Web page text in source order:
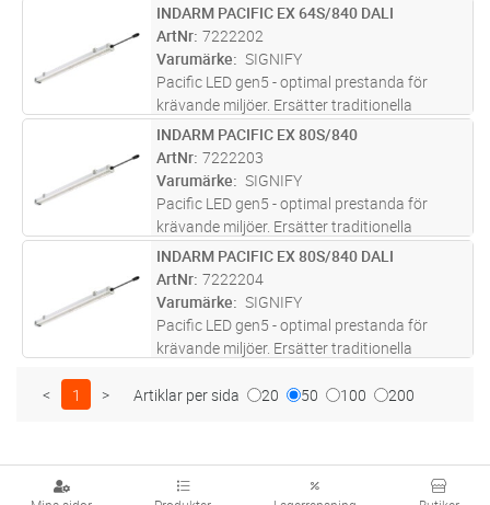
kapslade armaturer med 2x58W T8-lysrör
eller 2x49W T5-lysrör. IP66. Tänd/släck. Lång
livslängd på 100.000 tim
ST Lägg i kundvagn
INDARM PACIFIC EX 64S/840 DALI
ArtNr 7222202
Varumärke
SIGNIFY
Pacific LED gen5 - optimal prestanda för
krävande miljöer. Ersätter traditionella
kapslade armaturer med 2x58W T8-lysrör
eller 2x49W T5-lysrör. IP66. DALI. Lång
livslängd på 100.000 timmar L9
ST Lägg i kundvagn
INDARM PACIFIC EX 80S/840
ArtNr 7222203
Varumärke
SIGNIFY
Pacific LED gen5 - optimal prestanda för
krävande miljöer. Ersätter traditionella
kapslade armaturer med 2x80W T5-lysrör.
IP66. Tänd/släck. Lång livslängd på 100.000
timmar L90. Hög kemikali
ST Lägg i kundvagn
INDARM PACIFIC EX 80S/840 DALI
ArtNr 7222204
Varumärke
SIGNIFY
Pacific LED gen5 - optimal prestanda för
krävande miljöer. Ersätter traditionella
2x80W T5-lysrör. IP66. DALI. Lång livslängd
< 1 > Artiklar per sida 20 50 100 200